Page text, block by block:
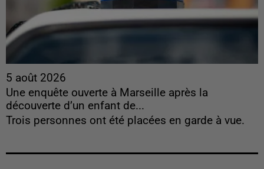
5 août 2026
Une enquête ouverte à Marseille après la
découverte d’un enfant de...
Trois personnes ont été placées en garde à vue.